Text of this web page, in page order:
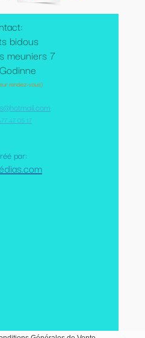
bidous
meuniers 7
rendez-vous)
47 05 17
par: